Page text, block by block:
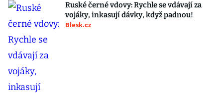
Ruské černé vdovy: Rychle se vdávají za
vojáky, inkasují dávky, když padnou!
Blesk.cz